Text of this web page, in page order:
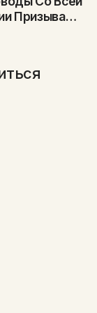
Призывают